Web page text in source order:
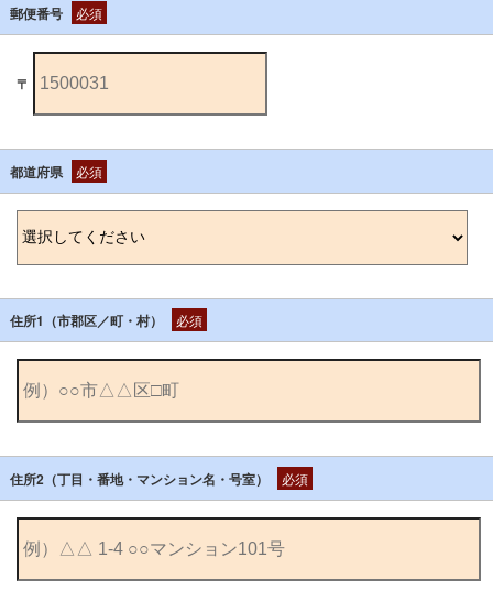
郵便番号 必須
〒
都道府県 必須
住所1（市郡区／町・村） 必須
住所2（丁目・番地・マンション名・号室） 必須